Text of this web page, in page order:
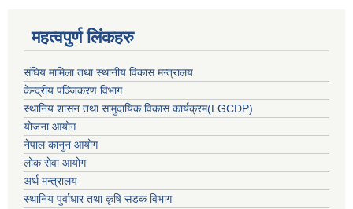
महत्वपुर्ण लिंकहरु
संघिय मामिला तथा स्थानीय विकास मन्त्रालय
केन्द्रीय पञ्जिकरण विभाग
स्थानिय शासन तथा सामुदायिक विकास कार्यक्रम(LGCDP)
योजना आयोग
नेपाल कानुन आयोग
लोक सेवा आयोग
अर्थ मन्त्रालय
स्थानिय पुर्वाधार तथा कृषि सडक विभाग